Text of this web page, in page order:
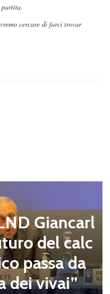
cercare di farci trovar
Giancarl
del calc
passa da
dei vivai”